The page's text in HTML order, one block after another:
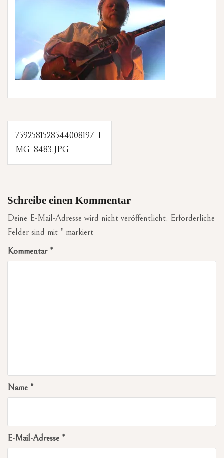
7592581528544008197_I
MG_8483.JPG
Schreibe einen Kommentar
Deine E-Mail-Adresse wird nicht veröffentlicht. Erforderliche
Felder sind mit * markiert
Kommentar *
Name *
E-Mail-Adresse *